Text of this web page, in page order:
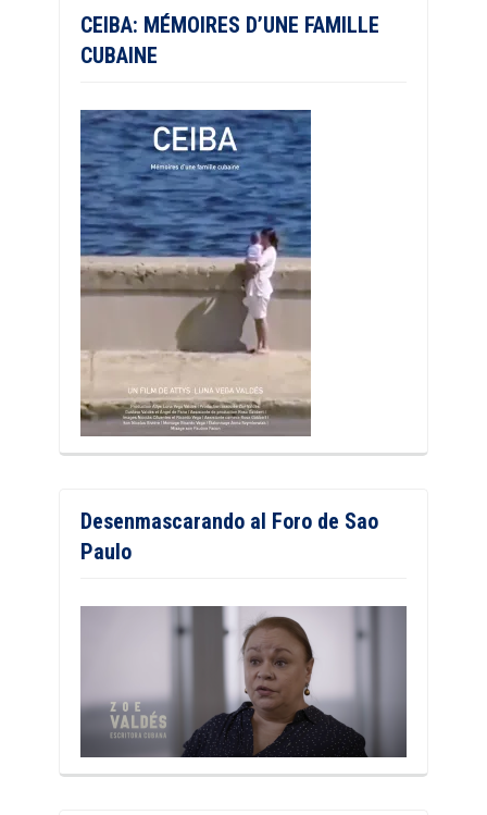
CEIBA: MÉMOIRES D’UNE FAMILLE
CUBAINE
Desenmascarando al Foro de Sao
Paulo